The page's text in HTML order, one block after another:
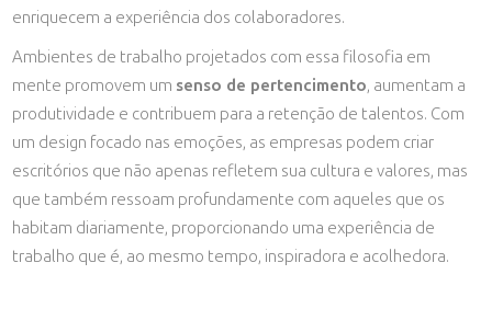
enriquecem a experiência dos colaboradores.
Ambientes de trabalho projetados com essa filosofia em
mente promovem um senso de pertencimento, aumentam a
produtividade e contribuem para a retenção de talentos. Com
um design focado nas emoções, as empresas podem criar
escritórios que não apenas refletem sua cultura e valores, mas
que também ressoam profundamente com aqueles que os
habitam diariamente, proporcionando uma experiência de
trabalho que é, ao mesmo tempo, inspiradora e acolhedora.